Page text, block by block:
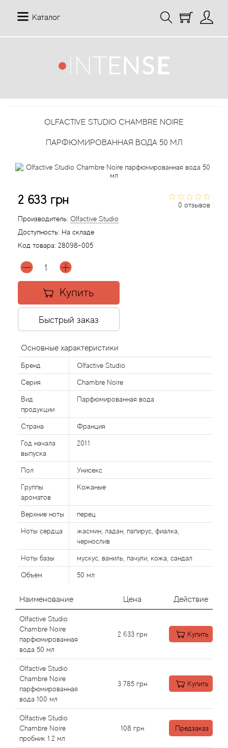
Каталог
OLFACTIVE STUDIO CHAMBRE NOIRE
ПАРФЮМИРОВАННАЯ ВОДА 50 МЛ
0 отзывов
2 633 грн
Производитель: Olfactive Studio
Доступность: На складе
Код товара: 28098-005
Купить
Быстрый заказ
Основные характеристики
Бренд Olfactive Studio
Серия Chambre Noire
Вид
продукции
Парфюмированная вода
Страна Франция
Год начала
выпуска
2011
Пол Унисекс
Группы
ароматов
Кожаные
Верхние ноты перец
Ноты сердца
жасмин, ладан, папирус, фиалка,
чернослив
Ноты базы мускус, ваниль, пачули, кожа, сандал
Объем 50 мл
Наименование Цена Действие
Olfactive Studio
Chambre Noire
парфюмированная
вода 50 мл
2 633 грн Купить
Olfactive Studio
Chambre Noire
парфюмированная
вода 100 мл
3 785 грн Купить
Olfactive Studio
Chambre Noire
пробник 1.2 мл
108 грн Предзаказ
12 Parfumeurs Francais
19-69
27 87 Perfumes
Absolument Parfumeur
Acca Kappa
Acqua di Parma
Adidas
Aedes de Venustas
Aerin Lauder
Affinessence
Afnan
Agatha Ruiz de la Prada
Agent Provocateur
Agonist
Aigner
Aj Arabia (Widian)
Ajmal
Al Jazeera
Alaia Paris
Alexander McQueen
Alexandre Barthet
Alexandre J
Alfred Dunhill
Отзывы
Доставка
Контакты
Статьи
История заказов
Рассылка новостей